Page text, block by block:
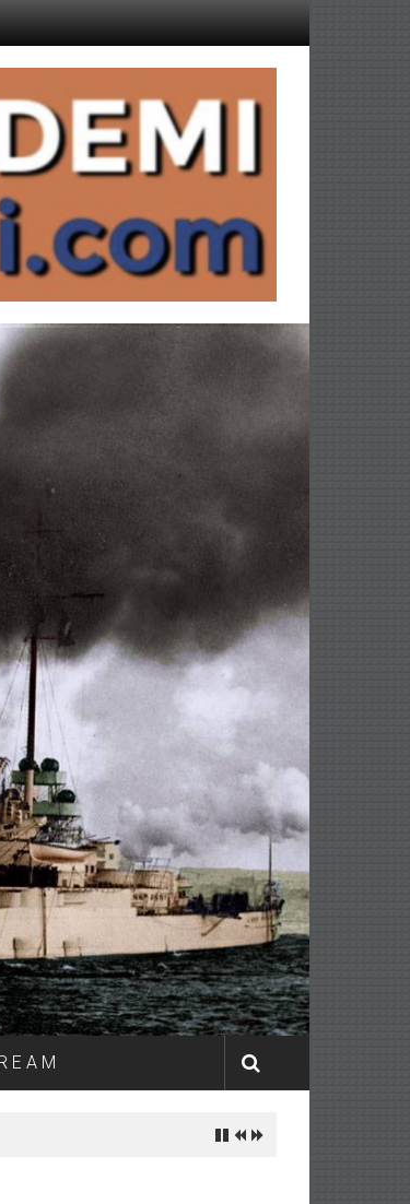
E A M